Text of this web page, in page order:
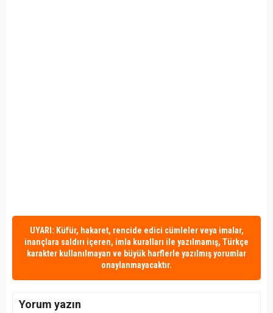
UYARI: Küfür, hakaret, rencide edici cümleler veya imalar,
inançlara saldırı içeren, imla kuralları ile yazılmamış, Türkçe
karakter kullanılmayan ve büyük harflerle yazılmış yorumlar
onaylanmayacaktır.
Yorum yazın